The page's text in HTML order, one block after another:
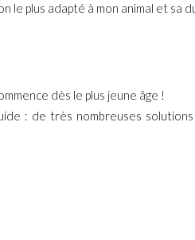
le plus adapté à mon animal et sa
dès le plus jeune âge !
: de très nombreuses